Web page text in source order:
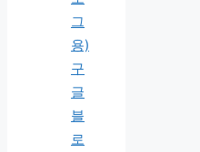
그
용)
구
글
블
로